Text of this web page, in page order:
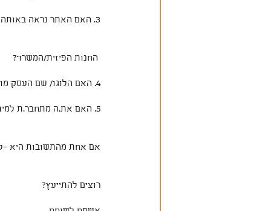
3. האם האתר נראה באותה שפה גרפית כמו
4. האם הלוגו/ שם העסק מובן- האם ברור באיזה תחום העסק נמצא ובמה הוא עוסק?
5. האם את.ה מתחבר.ת למיתוג הגרפי?
אם אחת מהתשובות היא -
רוצים להתייעץ?